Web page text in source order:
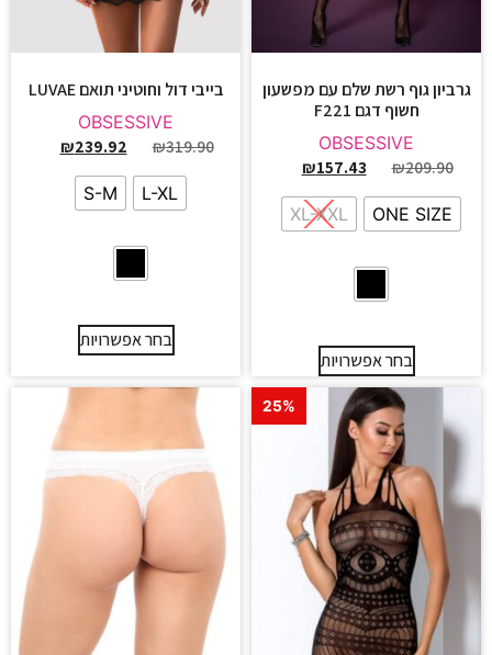
גרביון גוף רשת שלם עם מפשעון
חשוף דגם F221
OBSESSIVE
₪209.90
₪157.43
ONE SIZE
XL-XXL
בחר אפשרויות
בייבי דול וחוטיני תואם LUVAE
OBSESSIVE
₪319.90
₪239.92
L-XL
S-M
בחר אפשרויות
25%